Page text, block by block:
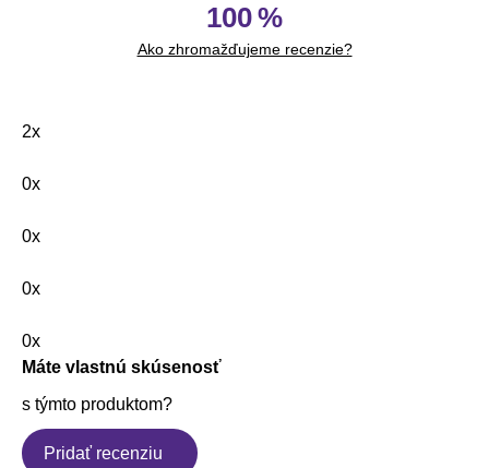
100 %
Ako zhromažďujeme recenzie?
2x
0x
0x
0x
0x
Máte vlastnú skúsenosť
s týmto produktom?
Pridať recenziu